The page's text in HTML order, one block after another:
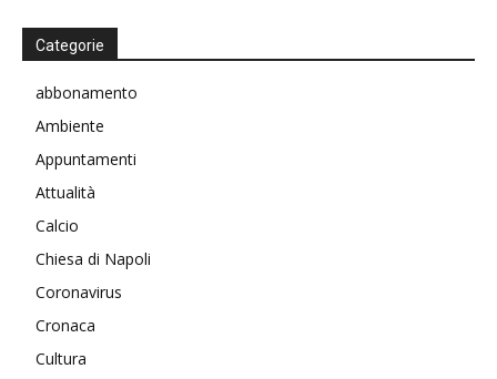
Categorie
abbonamento
Ambiente
Appuntamenti
Attualità
Calcio
Chiesa di Napoli
Coronavirus
Cronaca
Cultura